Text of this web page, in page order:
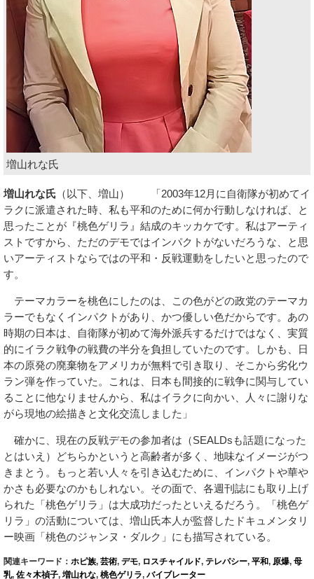
増山れな氏
増山れな氏 （以下、増山） 「2003年12月に自衛隊が初めてイ
ラクに派遣された時、私も平和のために何か行動しなければ、と
思ったことが『桃色ゲリラ』結成のキッカケです。私はアーティ
ストですから、ただのデモではインパクトがないだろうな、と思
いアーティストならではの平和・反戦運動をしたいと思ったので
す。
テーマカラーを桃色にしたのは、この色がどの政党のテーマカ
ラーでもなくインパクトがあり、かつ優しい色だからです。あの
時期の日本は、自衛隊が初めて海外派兵するだけではなく、実質
的にイラク戦争の戦費の半分を負担していたのです。しかも、日
本の原発の廃棄物をアメリカが無料で引き取り、そこから劣化ウ
ラン弾を作っていた。これは、日本も間接的に戦争に関与してい
ることに他なりませんから、私はイラクに向かい、人々に謝りな
がら現地の絵描きと文化交流しました」
確かに、現在の反戦デモの参加者は（SEALDsも話題になった
とはいえ）どちらかというと高齢者が多く、地味なイメージがつ
きまとう。もっと若い人々を引き込むために、インパクトや華や
かさも必要なのかもしれない。その面で、各週刊誌にも取り上げ
られた「桃色ゲリラ」は大成功だったといえるだろう。「桃色ゲ
リラ」の活動については、増山氏本人が監督したドキュメンタリ
ー映画「桃色のジャンヌ・ダルク」にも描写されている。
関連キーワード： ホピ族, 芸術, デモ, ロスチャイルド, テレパシー, 平和, 原爆, 母
乳, 佐々木禎子, 増山れな, 桃色ゲリラ, バイブレーター